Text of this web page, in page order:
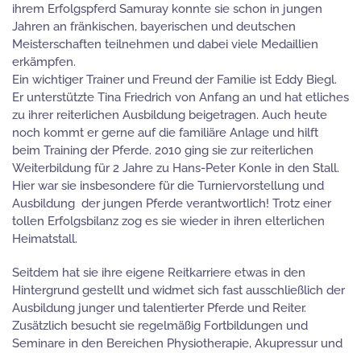
ihrem Erfolgspferd Samuray konnte sie schon in jungen
Jahren an fränkischen, bayerischen und deutschen
Meisterschaften teilnehmen und dabei viele Medaillien
erkämpfen.
Ein wichtiger Trainer und Freund der Familie ist Eddy Biegl.
Er unterstützte Tina Friedrich von Anfang an und hat etliches
zu ihrer reiterlichen Ausbildung beigetragen. Auch heute
noch kommt er gerne auf die familiäre Anlage und hilft
beim Training der Pferde. 2010 ging sie zur reiterlichen
Weiterbildung für 2 Jahre zu Hans-Peter Konle in den Stall.
Hier war sie insbesondere für die Turniervorstellung und
Ausbildung der jungen Pferde verantwortlich! Trotz einer
tollen Erfolgsbilanz zog es sie wieder in ihren elterlichen
Heimatstall.
Seitdem hat sie ihre eigene Reitkarriere etwas in den
Hintergrund gestellt und widmet sich fast ausschließlich der
Ausbildung junger und talentierter Pferde und Reiter.
Zusätzlich besucht sie regelmäßig Fortbildungen und
Seminare in den Bereichen Physiotherapie, Akupressur und